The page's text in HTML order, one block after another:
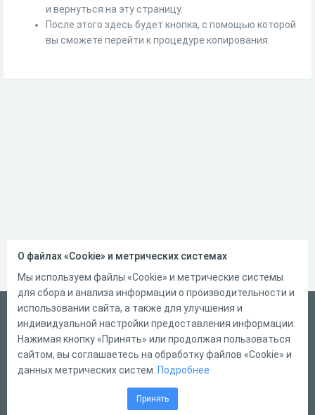
и вернуться на эту страницу.
После этого здесь будет кнопка, с помощью которой
вы сможете перейти к процедуре копирования.
Русский
Справка
Форма обратной связи
О файлах «Cookie» и метрических системах
Мы используем файлы «Cookie» и метрические системы
для сбора и анализа информации о производительности и
использовании сайта, а также для улучшения и
индивидуальной настройки предоставления информации.
Нажимая кнопку «Принять» или продолжая пользоваться
сайтом, вы соглашаетесь на обработку файлов «Cookie» и
данных метрических систем. Подробнее
Принять